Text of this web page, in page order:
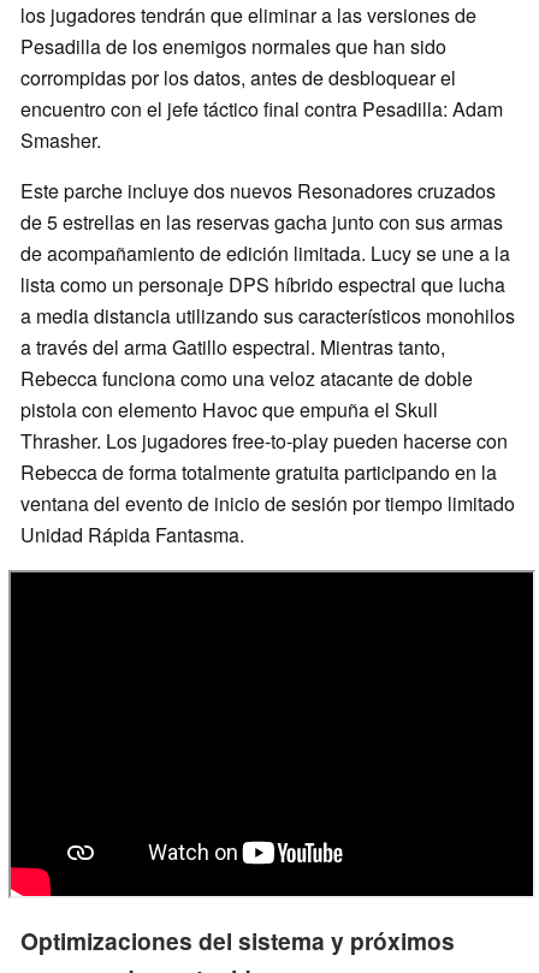
los jugadores tendrán que eliminar a las versiones de
Pesadilla de los enemigos normales que han sido
corrompidas por los datos, antes de desbloquear el
encuentro con el jefe táctico final contra Pesadilla: Adam
Smasher.
Este parche incluye dos nuevos Resonadores cruzados
de 5 estrellas en las reservas gacha junto con sus armas
de acompañamiento de edición limitada. Lucy se une a la
lista como un personaje DPS híbrido espectral que lucha
a media distancia utilizando sus característicos monohilos
a través del arma Gatillo espectral. Mientras tanto,
Rebecca funciona como una veloz atacante de doble
pistola con elemento Havoc que empuña el Skull
Thrasher. Los jugadores free-to-play pueden hacerse con
Rebecca de forma totalmente gratuita participando en la
ventana del evento de inicio de sesión por tiempo limitado
Unidad Rápida Fantasma.
Optimizaciones del sistema y próximos